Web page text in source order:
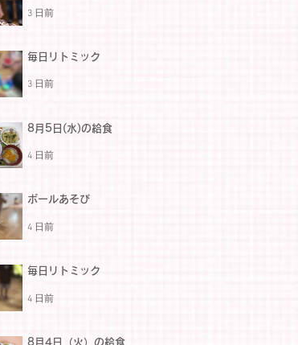
3 日前
毎日リトミック
3 日前
8月5日(水)の給食
4 日前
ボールあそび
4 日前
毎日リトミック
4 日前
8月4日（火）の給食